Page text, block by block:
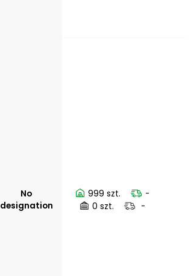
No
designation
999 szt.
-
0 szt.
-